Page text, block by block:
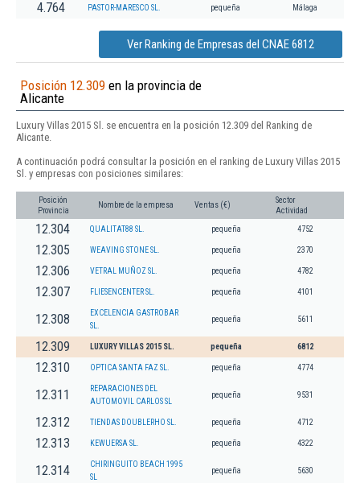
4.764 PASTOR-MARESCO SL. pequeña Málaga
Ver Ranking de Empresas del CNAE 6812
Posición 12.309 en la provincia de
Alicante
Luxury Villas 2015 Sl. se encuentra en la posición 12.309 del Ranking de
Alicante.
A continuación podrá consultar la posición en el ranking de Luxury Villas 2015
Sl. y empresas con posiciones similares:
Posición
Provincia
Nombre de la empresa Ventas (€)
Sector
Actividad
12.304 QUALITAT88 SL. pequeña 4752
12.305 WEAVING STONE SL. pequeña 2370
12.306 VETRAL MUÑOZ SL. pequeña 4782
12.307 FLIESENCENTER SL. pequeña 4101
12.308
EXCELENCIA GASTROBAR
SL.
pequeña 5611
12.309 LUXURY VILLAS 2015 SL. pequeña 6812
12.310 OPTICA SANTA FAZ SL. pequeña 4774
12.311
REPARACIONES DEL
AUTOMOVIL CARLOS SL
pequeña 9531
12.312 TIENDAS DOUBLERHO SL. pequeña 4712
12.313 KEWUERSA SL. pequeña 4322
12.314
CHIRINGUITO BEACH 1995
SL
pequeña 5630